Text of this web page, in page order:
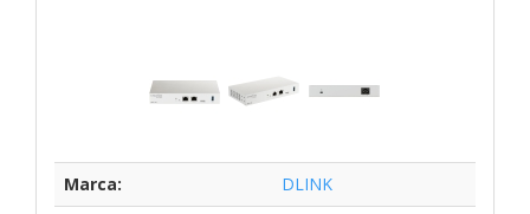
Marca:
DLINK